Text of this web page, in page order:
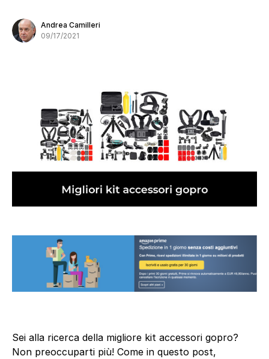
Andrea Camilleri
09/17/2021
Sei alla ricerca della migliore kit accessori gopro?
Non preoccuparti più! Come in questo post,